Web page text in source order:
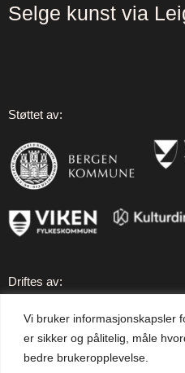
Vi bruker informasjonskapsler
er sikker og pålitelig, måle
bedre brukeropplevelse.
Selge kunst via
Støttet av:
Driftes av: